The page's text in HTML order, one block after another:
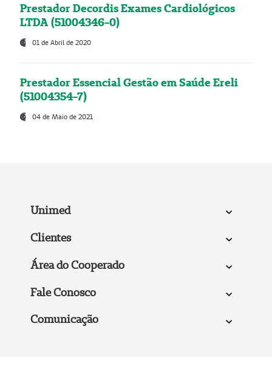
Prestador Decordis Exames Cardiológicos
LTDA (51004346-0)
01 de Abril de 2020
Prestador Essencial Gestão em Saúde Ereli
(51004354-7)
04 de Maio de 2021
Unimed
Clientes
Área do Cooperado
Fale Conosco
Comunicação